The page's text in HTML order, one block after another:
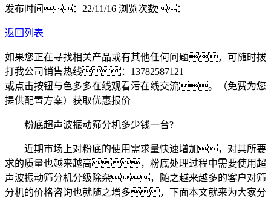
发布时间：22/11/16 浏览次数：
返回列表
如果您正在寻找相关产品或有其他任何问题，可随时拨
打我公司销售热线： 13782587121
或点击按钮与色多多在线观看污在线交流。（免费为您
提供配置方案） 获取优惠报价
粉底超声波振动筛分机多少钱一台?
近期市场上对粉底的使用需求量快速增加，对其所要
求的质量也越来越高，粉底处理过程中需要使用超
声波振动筛分机分级除杂，随之越来越多的客户对筛
分机的价格咨询也就随之增多，下面本文就来为大家分